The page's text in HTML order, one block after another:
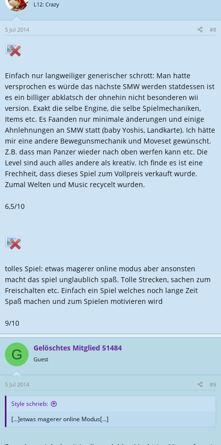
L12: Crazy
5 Jul 2014 #8
Einfach nur langweiliger generischer schrott: Man hatte
versprochen es würde das nächste SMW werden statdessen ist
es ein billiger abklatsch der ohnehin nicht besonderen wii
version. Exakt die selbe Engine, die selbe Spielmechaniken,
Items etc. Es Faanden nur minimale änderungen und einige
Ahnlehnungen an SMW statt (baby Yoshis, Landkarte). Ich hätte
mir eine andere Bewegunsmechanik und Moveset gewünscht.
Z.B. dass man Panzer wieder nach oben werfen kann etc. Die
Level sind auch alles andere als kreativ. Ich finde es ist eine
Frechheit, dass dieses Spiel zum Vollpreis verkauft wurde.
Zumal Welten und Music recycelt wurden.
6,5/10
tolles Spiel: etwas magerer online modus aber ansonsten
macht das spiel unglaublich spaß. Tolle Strecken, sachen zum
Freischalten etc. Einfach ein Spiel welches noch lange Zeit
Spaß machen und zum Spielen motivieren wird
9/10
G Gelöschtes Mitglied 51484
Guest
5 Jul 2014 #9
Style schrieb:
[...]etwas magerer online Modus[...]